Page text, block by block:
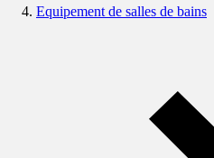
Equipement de salles de bains